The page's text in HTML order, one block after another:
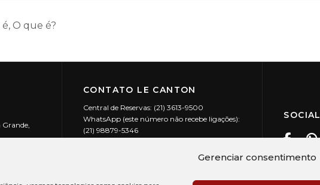
Gerenciar consentimento
O que é?
CONTATO LE CANTON
Central de Reservas: (21) 3613-9500
WhatsApp (este número não recebe ligações):
(21) 98879-5346
SOCIAL